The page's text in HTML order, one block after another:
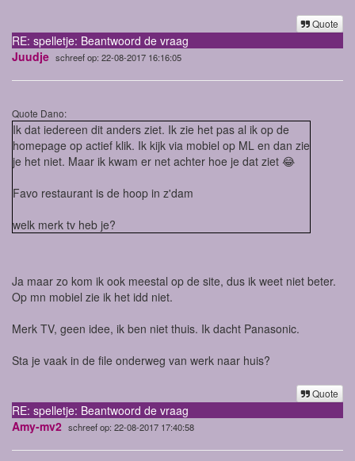
Quote
RE: spelletje: Beantwoord de vraag
Juudje schreef op: 22-08-2017 16:16:05
Quote Dano:
Ik dat iedereen dit anders ziet. Ik zie het pas al ik op de
homepage op actief klik. Ik kijk via mobiel op ML en dan zie
je het niet. Maar ik kwam er net achter hoe je dat ziet 😂
Favo restaurant is de hoop in z'dam
welk merk tv heb je?
Ja maar zo kom ik ook meestal op de site, dus ik weet niet beter.
Op mn mobiel zie ik het idd niet.
Merk TV, geen idee, ik ben niet thuis. Ik dacht Panasonic.
Sta je vaak in de file onderweg van werk naar huis?
Quote
RE: spelletje: Beantwoord de vraag
Amy-mv2 schreef op: 22-08-2017 17:40:58